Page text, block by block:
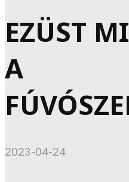
EZÜST
A
2023-04-24